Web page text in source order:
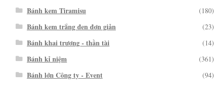
Bánh kem Tiramisu (180)
Bánh kem trắng đen đơn giản (23)
Bánh khai trương - thần tài (14)
Bánh kỉ niệm (361)
Bánh lớn Công ty - Event (94)